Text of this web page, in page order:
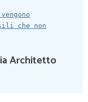
che non
Architetto